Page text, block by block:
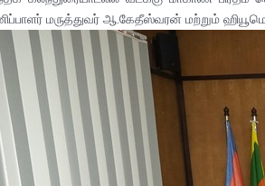
மருத்துவர் ஆ.கேதீஸ்வரன் மற்றும்